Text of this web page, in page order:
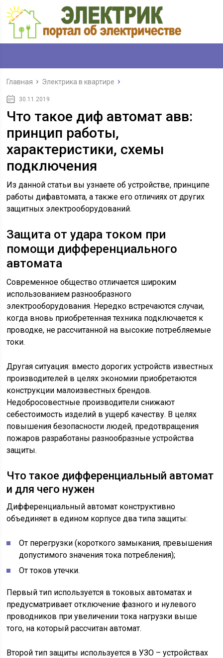
Главная Электрика в квартире
30.11.2019
Что такое диф автомат авв:
принцип работы,
характеристики, схемы
подключения
Из данной статьи вы узнаете об устройстве, принципе
работы дифавтомата, а также его отличиях от других
защитных электрооборудований.
Защита от удара током при
помощи дифференциального
автомата
Современное общество отличается широким
использованием разнообразного
электрооборудования. Нередко встречаются случаи,
когда вновь приобретенная техника подключается к
проводке, не рассчитанной на высокие потребляемые
токи.
Другая ситуация: вместо дорогих устройств известных
производителей в целях экономии приобретаются
конструкции малоизвестных брендов.
Недобросовестные производители снижают
себестоимость изделий в ущерб качеству. В целях
повышения безопасности людей, предотвращения
пожаров разработаны разнообразные устройства
защиты.
Что такое дифференциальный автомат
и для чего нужен
Дифференциальный автомат конструктивно
объединяет в едином корпусе два типа защиты:
От перегрузки (короткого замыкания, превышения
допустимого значения тока потребления);
От токов утечки.
Первый тип используется в токовых автоматах и
предусматривает отключение фазного и нулевого
проводников при увеличении тока нагрузки выше
того, на который рассчитан автомат.
Второй тип защиты используется в УЗО – устройствах